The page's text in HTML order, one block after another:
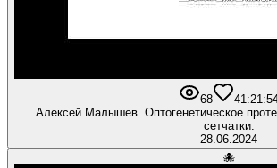
68 4
Алексей Малышев. Оптогенетическое
сетчатки.
28.06.2024
🐙